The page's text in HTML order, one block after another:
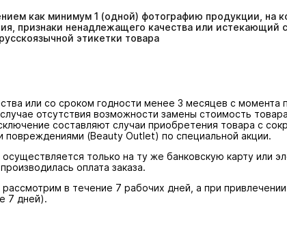
как минимум 1 (одной) фотографию продукции, на
признаки ненадлежащего качества или истекающий
этикетки товара
или со сроком годности менее 3 месяцев с момента
отсутствия возможности замены стоимость
составляют случаи приобретения товара с
повреждениями (Beаuty Outlet) по специальной акции.
только на ту же банковскую карту или
оплата заказа.
в течение 7 рабочих дней, а при
7 дней).